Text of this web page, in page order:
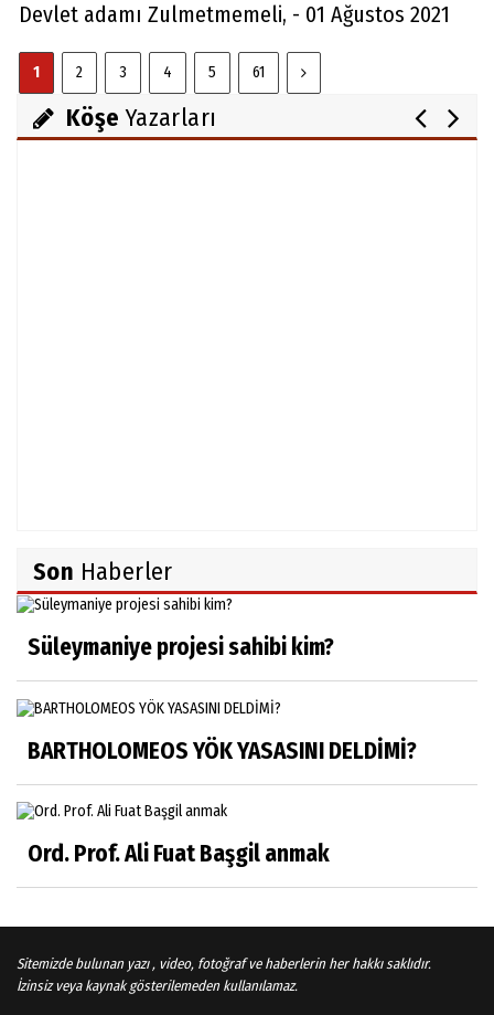
Devlet adamı Zulmetmemeli, - 01 Ağustos 2021
1 2 3 4 5 61
Köşe Yazarları
Son Haberler
Süleymaniye projesi sahibi kim?
BARTHOLOMEOS YÖK YASASINI DELDİMİ?
Ord. Prof. Ali Fuat Başgil anmak
Sitemizde bulunan yazı , video, fotoğraf ve haberlerin her hakkı saklıdır.
İzinsiz veya kaynak gösterilemeden kullanılamaz.